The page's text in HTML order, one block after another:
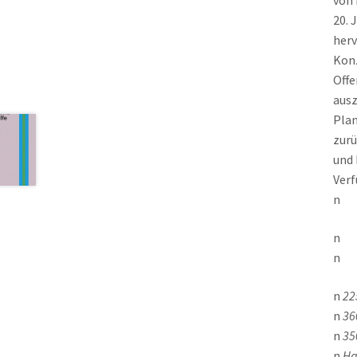
20.
und
n
n
n
n
n
n